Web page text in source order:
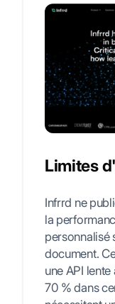
Limites
Infrrd ne
la
personnalisé
document.
une API
70 % dans